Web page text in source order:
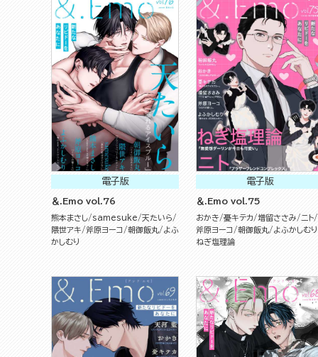
電子版
＆.Emo vol.76
熊本まさし samesuke
天たいら
隈世アキ
斧原ヨーコ 朝御飯丸
よふ
かしむり
電子版
＆.Emo vol.75
おかき 憂キテカ 増留ささみ
ニト
斧原ヨーコ
朝御飯丸
よふかしむり
ねぎ塩理論